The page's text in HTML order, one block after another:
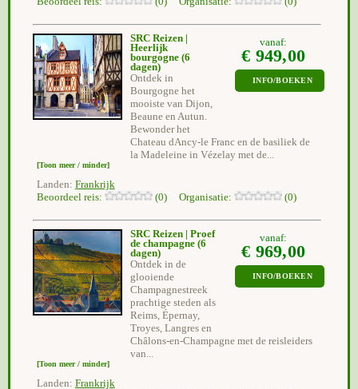
vanaf:
€ 949,00
INFO/BOEKEN
SRC Reizen |
Heerlijk
bourgogne (6
dagen)
Ontdek in
Bourgogne het
mooiste van Dijon,
Beaune en Autun.
Bewonder het
Chateau dAncy-le Franc en de basiliek de
la Madeleine in Vézelay met de...
[Toon meer / minder]
Landen: Frankrijk
Beoordeel reis:
(0) Organisatie: (0)
vanaf:
€ 969,00
INFO/BOEKEN
SRC Reizen | Proef
de champagne (6
dagen)
Ontdek in de
glooiende
Champagnestreek
prachtige steden als
Reims, Épernay,
Troyes, Langres en
Châlons-en-Champagne met de reisleiders
van...
[Toon meer / minder]
Landen: Frankrijk